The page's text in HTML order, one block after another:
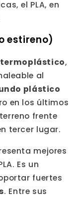
el PLA, en
estireno)
termoplástico,
al
plástico
en los últimos
frente
tercer lugar.
mejores
Es un
fuertes
. Entre sus